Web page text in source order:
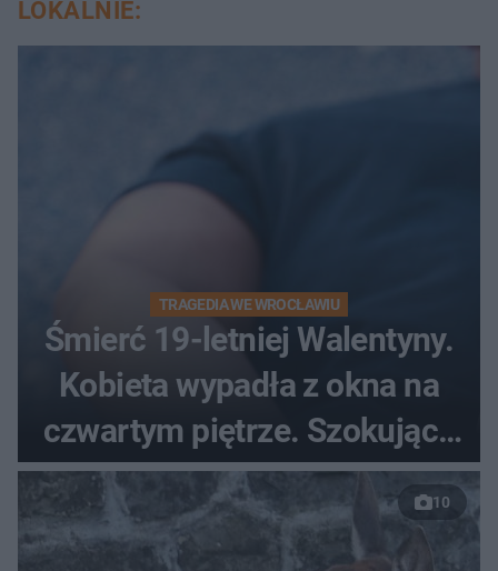
LOKALNIE:
TRAGEDIA WE WROCŁAWIU
Śmierć 19-letniej Walentyny.
Kobieta wypadła z okna na
czwartym piętrze. Szokujące
nagranie trafiło do sieci
10